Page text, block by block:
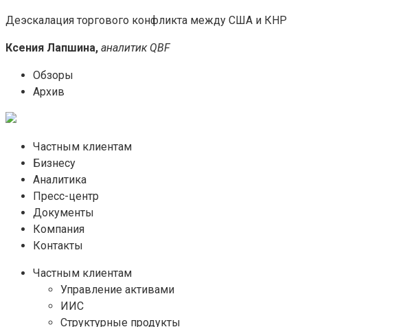
Деэскалация торгового конфликта между США и КНР
Ксения Лапшина, аналитик QBF
Обзоры
Архив
Частным клиентам
Бизнесу
Аналитика
Пресс-центр
Документы
Компания
Контакты
Частным клиентам
Управление активами
ИИС
Структурные продукты